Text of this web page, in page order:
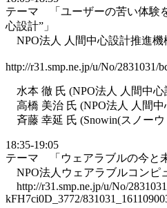
テーマ 「ユーザーの苦い体験
心設計”」
NPO法人 人間中心設計推進機
http://r31.smp.ne.jp/u/No/2831031/
水本 徹 氏 (NPO法人 人間中心
高橋 美治 氏 (NPO法人 人間中
斉藤 幸延 氏 (Snowin(スノー
18:35-19:05
テーマ 「ウェアラブルの今と
NPO法人ウェアラブルコンピ
http://r31.smp.ne.jp/u/No/
kFH7ci0D_3772/